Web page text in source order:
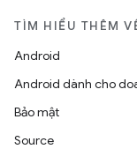
TÌM HIỂU THÊM
Android
Android dành cho
Bảo mật
Source